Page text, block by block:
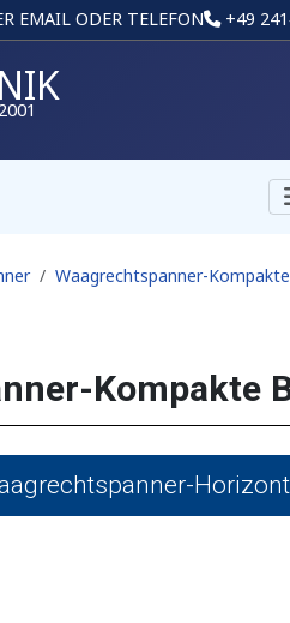
EMAIL ODER TELEFON +49
Waagrechtspanner-
Kompakte